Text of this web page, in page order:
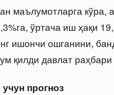
маълумотларга кўра,
ўртача иш ҳақи
ишончи ошганини,
қилди давлат
прогноз